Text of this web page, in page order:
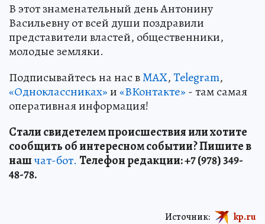
В этот знаменательный день Антонину
Васильевну от всей души поздравили
представители властей, общественники,
молодые земляки.
Подписывайтесь на нас вMAX,Telegram,
«Одноклассниках»и«ВКонтакте» - там самая
оперативная информация!
Стали свидетелем происшествия или хотите
сообщить об интересном событии? Пишите в
нашчат-бот. Телефон редакции: +7 (978) 349-
48-78.
Источник: kp.ru